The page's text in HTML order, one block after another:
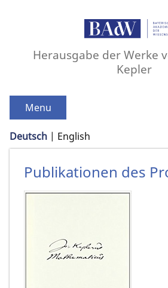
Herausgabe der Werke
Kepler
Menu
Deutsch English
Publikationen des